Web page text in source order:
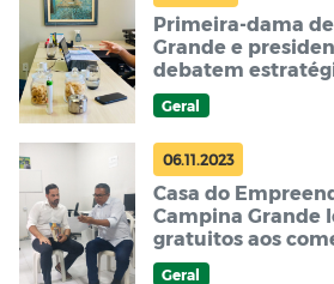
Primeira-dama
Grande e
debatem
impulsionar
do Município
Geral
06.11.2023
Casa do
Campina Grande
gratuitos aos
Feira Central
Geral